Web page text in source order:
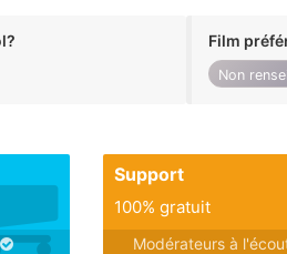
Film
Non
Support
100% gratuit
Modérateurs à